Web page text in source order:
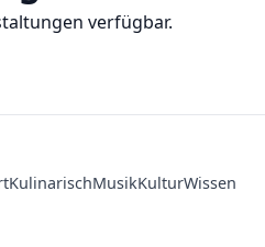
verfügbar.
KulinarischMusikKulturWissen